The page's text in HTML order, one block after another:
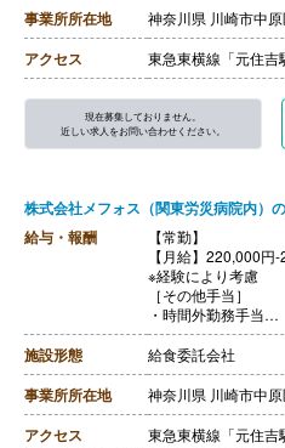
【賞与】年2回 ※賞
【通勤手当】あり
【昇給】あり
事業所所在地 神奈川県 川崎市中
アクセス 東急東横線「元住
現在募集しておりません。
近しい求人をお問い合わせください。
株式会社メフォス（関東労災病院内）
給与・報酬
【常勤】
【月給】220,000円
※経験により考慮
［その他手当］
・時間外勤務手当
・深夜勤務手当
・年末年始手当
・日曜日/祝日手当
【賞与】年2回 ※賞
【通勤手当】あり
【昇給】あり
施設形態 給食委託会社
事業所所在地 神奈川県 川崎市中
アクセス 東急東横線「元住